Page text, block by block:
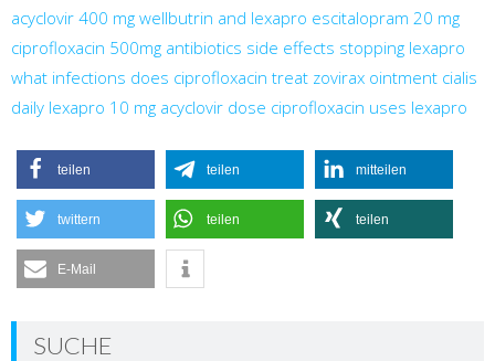
acyclovir 400 mg wellbutrin and lexapro escitalopram 20 mg
ciprofloxacin 500mg antibiotics side effects stopping lexapro
what infections does ciprofloxacin treat zovirax ointment cialis
daily lexapro 10 mg acyclovir dose ciprofloxacin uses lexapro
teilen teilen mitteilen
twittern teilen teilen
E-Mail
SUCHE